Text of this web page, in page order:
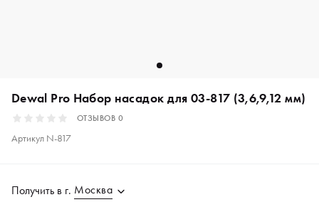
Dewal Pro Набор насадок для 03-817 (3,6,9,12 мм)
ОТЗЫВОВ 0
Артикул N-817
Получить в г. Москва